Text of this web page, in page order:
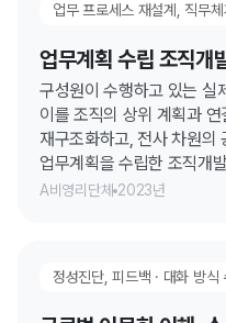
업무계획 수립 조직개
구성원이 수행하고 있는 실
이를 조직의 상위 계획과
재구조화하고, 전사 차원의
업무계획을 수립한 조직개
A비영리단체 2023년